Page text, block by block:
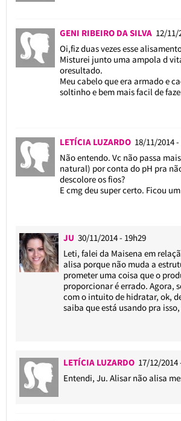
GENI RIBEIRO DA SILVA 12/11/
Oi,fiz duas vezes esse
Misturei junto uma ampola d
oresultado.
Meu cabelo que era armado e
soltinho e bem mais facil de
LETÍCIA LUZARDO 18/11/2014
Não entendo. Vc não passa
natural) por conta do pH pra
descolore os fios?
E cmg deu super certo. Ficou
JU 30/11/2014 - 19h29
Leti, falei da Maisena em
alisa porque não muda a
prometer uma coisa que o
proporcionar é errado. Agora,
com o intuito de hidratar, ok,
saiba que está usando pra
LETÍCIA LUZARDO 17/12/2014
Entendi, Ju. Alisar não alisa